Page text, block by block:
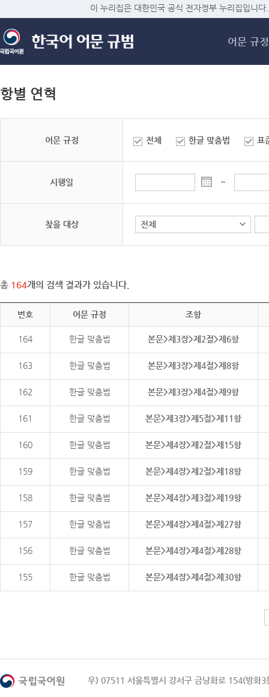
메
이 누리집은 대한민국 공식 전자정부 누리집입니다.
어문 규정
항별 연혁
어문 규정 전체 한글 맞춤법 표
시행일 ~
찾을 대상
총 164개의 검색 결과가 있습니다.
번호 어문 규정 조항
164 한글 맞춤법 본문>제3장>제2절>제6항
163 한글 맞춤법 본문>제3장>제4절>제8항
162 한글 맞춤법 본문>제3장>제4절>제9항
161 한글 맞춤법 본문>제3장>제5절>제11항
160 한글 맞춤법 본문>제4장>제2절>제15항
159 한글 맞춤법 본문>제4장>제2절>제18항
158 한글 맞춤법 본문>제4장>제3절>제19항
157 한글 맞춤법 본문>제4장>제4절>제27항
156 한글 맞춤법 본문>제4장>제4절>제28항
155 한글 맞춤법 본문>제4장>제4절>제30항
우) 07511 서울특별시 강서구 금낭화로 154(방화3